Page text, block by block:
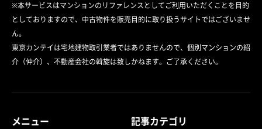
※本サービスはマンションのリファレンスとしてご利用いただくことを目的
としておりますので、中古物件を販売目的に取り扱うサイトではございませ
ん。
東京カンテイは宅地建物取引業者ではありませんので、個別マンションの紹
介（仲介）、不動産会社の斡旋は致しかねます。ご了承ください。
メニュー 記事カテゴリ